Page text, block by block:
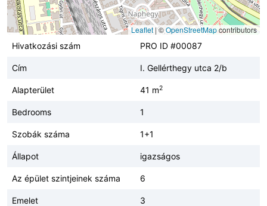
Leaflet |©OpenStreetMapcontributors
Hivatkozási szám
PRO ID #00087
Cím I. Gellérthegy utca 2/b
Alapterület 41 m2
Bedrooms 1
Szobák száma 1+1
Állapot igazságos
Az épület szintjeinek száma 6
Emelet 3